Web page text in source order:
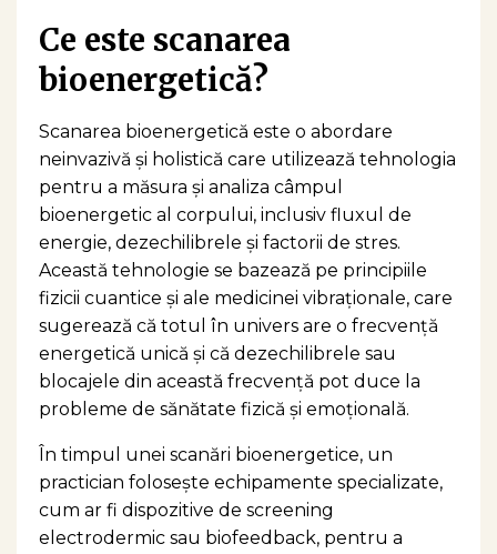
Ce este scanarea
bioenergetică?
Scanarea bioenergetică este o abordare
neinvazivă și holistică care utilizează tehnologia
pentru a măsura și analiza câmpul
bioenergetic al corpului, inclusiv fluxul de
energie, dezechilibrele și factorii de stres.
Această tehnologie se bazează pe principiile
fizicii cuantice și ale medicinei vibraționale, care
sugerează că totul în univers are o frecvență
energetică unică și că dezechilibrele sau
blocajele din această frecvență pot duce la
probleme de sănătate fizică și emoțională.
În timpul unei scanări bioenergetice, un
practician folosește echipamente specializate,
cum ar fi dispozitive de screening
electrodermic sau biofeedback, pentru a